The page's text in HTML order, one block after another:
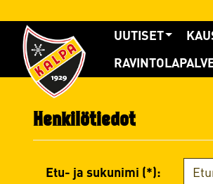
UUTISET
Henkilötiedot
Etu- ja sukunimi (*):